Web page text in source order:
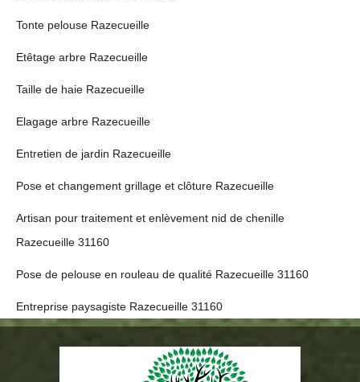
Tonte pelouse Razecueille
Etêtage arbre Razecueille
Taille de haie Razecueille
Elagage arbre Razecueille
Entretien de jardin Razecueille
Pose et changement grillage et clôture Razecueille
Artisan pour traitement et enlèvement nid de chenille
Razecueille 31160
Pose de pelouse en rouleau de qualité Razecueille 31160
Entreprise paysagiste Razecueille 31160